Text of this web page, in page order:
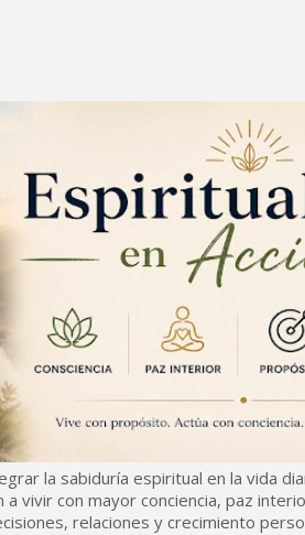
la sabiduría espiritual en la vida
a vivir con mayor conciencia, paz
relaciones y crecimiento